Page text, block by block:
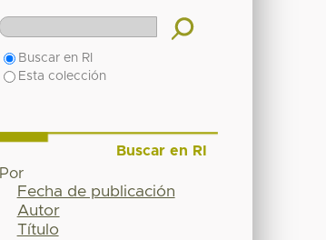
Buscar en RI
Esta colección
Buscar en RI
Por
Fecha de publicación
Autor
Título